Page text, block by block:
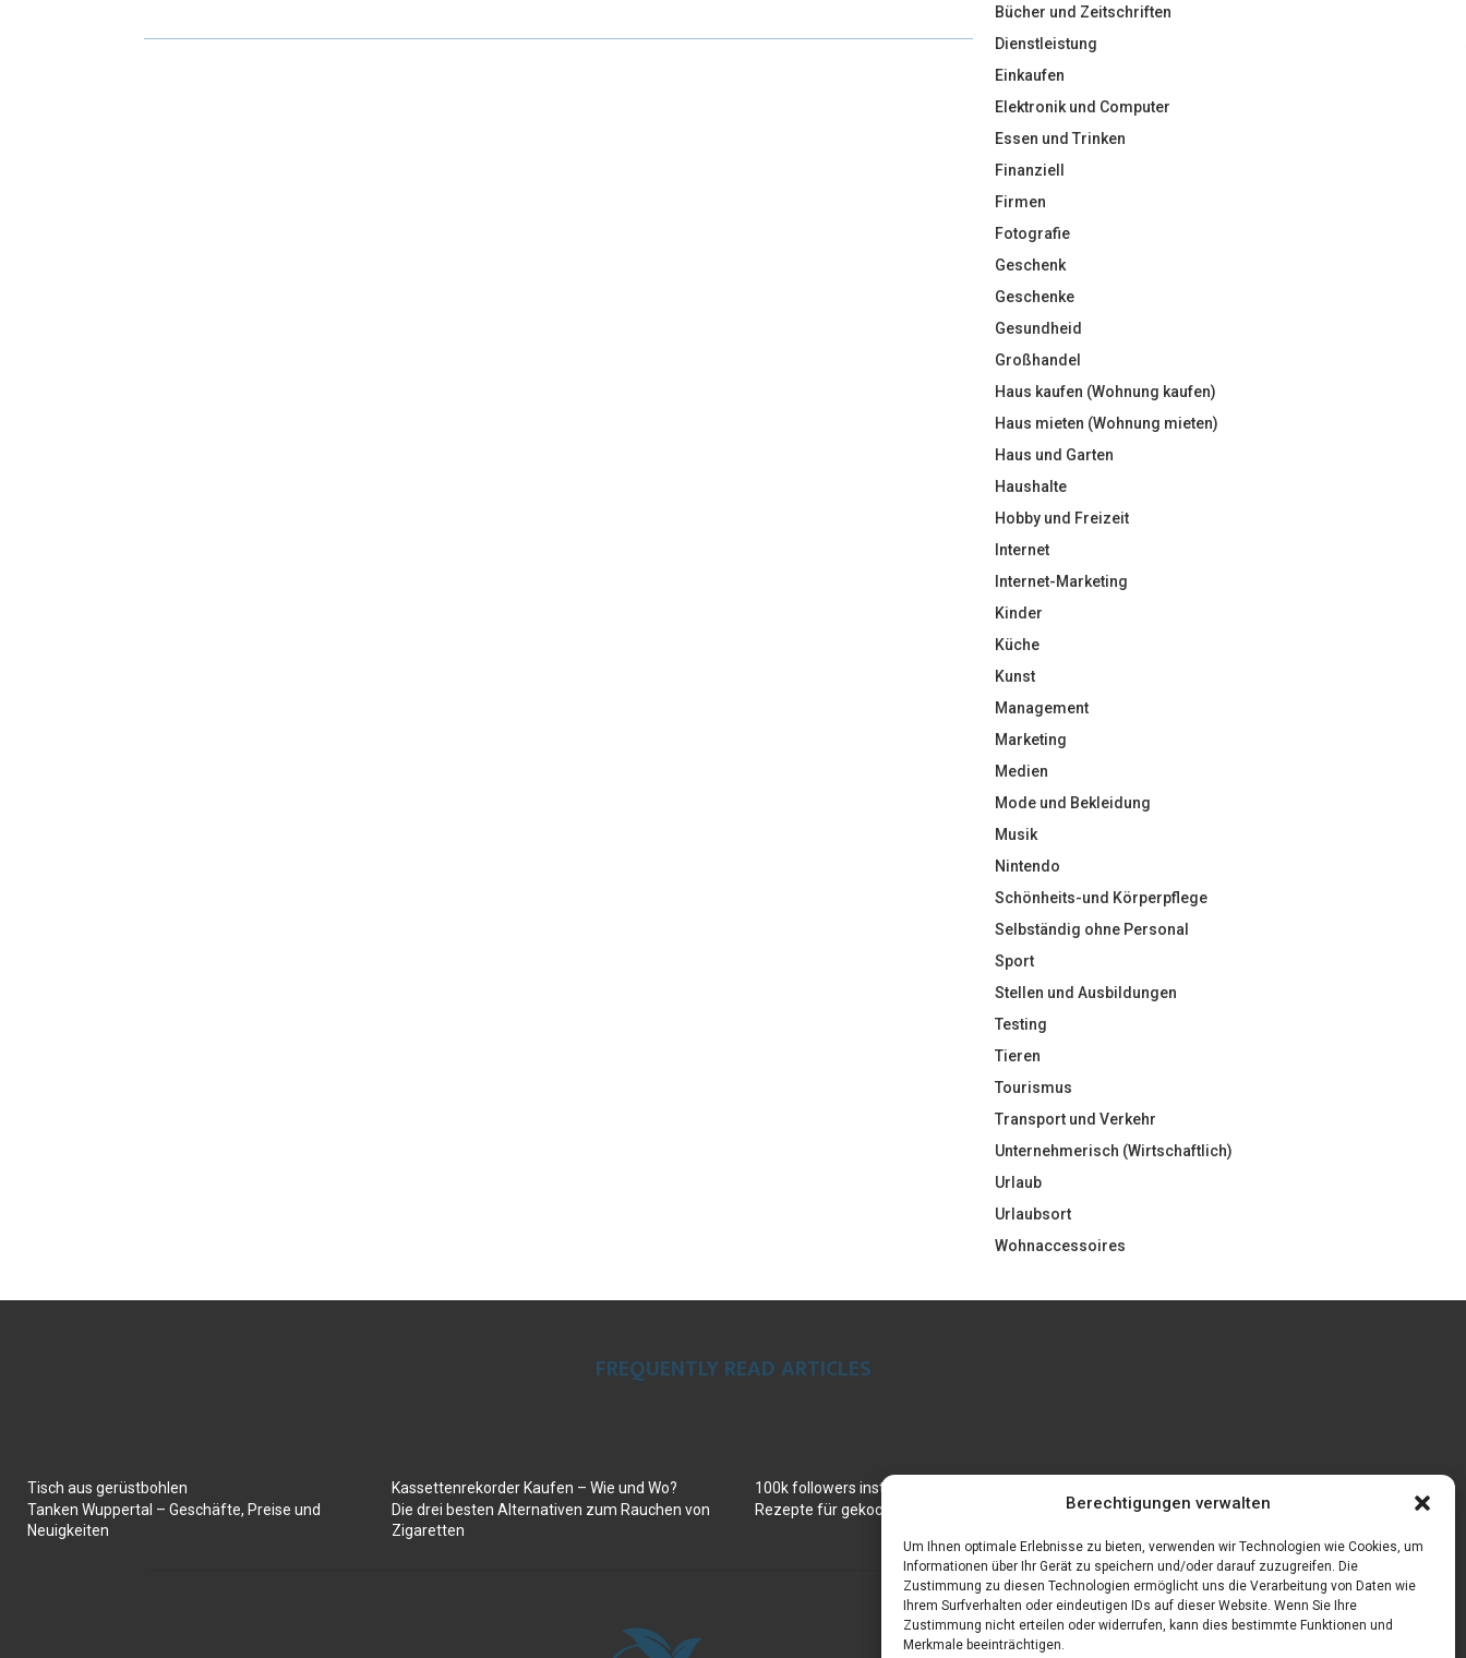
Berechtigungen verwalten
Um Ihnen optimale Erlebnisse zu bieten, verwenden wir Technologien wie Cookies, um
Informationen über Ihr Gerät zu speichern und/oder darauf zuzugreifen. Die
Zustimmung zu diesen Technologien ermöglicht uns die Verarbeitung von Daten wie
Ihrem Surfverhalten oder eindeutigen IDs auf dieser Website. Wenn Sie Ihre
Zustimmung nicht erteilen oder widerrufen, kann dies bestimmte Funktionen und
Merkmale beeinträchtigen.
Bücher und Zeitschriften
Dienstleistung
Einkaufen
Elektronik und Computer
Essen und Trinken
Finanziell
Firmen
Fotografie
Geschenk
Geschenke
Gesundheid
Großhandel
Haus kaufen (Wohnung kaufen)
Haus mieten (Wohnung mieten)
Haus und Garten
Haushalte
Hobby und Freizeit
Internet
Internet-Marketing
Kinder
Küche
Kunst
Management
Marketing
Medien
Mode und Bekleidung
Musik
Nintendo
Schönheits-und Körperpflege
Selbständig ohne Personal
Sport
Stellen und Ausbildungen
Testing
Tieren
Tourismus
Transport und Verkehr
Unternehmerisch (Wirtschaftlich)
Urlaub
Urlaubsort
Wohnaccessoires
FREQUENTLY READ ARTICLES
Tisch aus gerüstbohlen
Tanken Wuppertal – Geschäfte, Preise und
Neuigkeiten
Kassettenrekorder Kaufen – Wie und Wo?
Die drei besten Alternativen zum Rauchen von
Zigaretten
100k followers instagram buy
Rezepte für gekochte Süßkartoffeln
eigenen Bild